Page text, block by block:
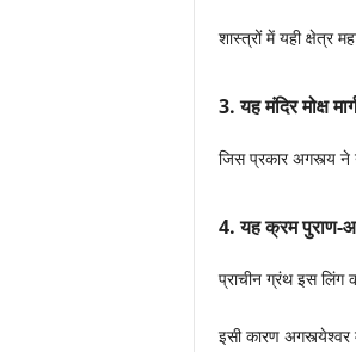
शास्त्रों में यही क्षेत्र
3. यह मंदिर मोक्ष
जिस प्रकार अगस्त्य ने
4. यह क्रम पुराण-
प्राचीन ग्रंथ इस लिंग
इसी कारण अगस्त्येश्वर